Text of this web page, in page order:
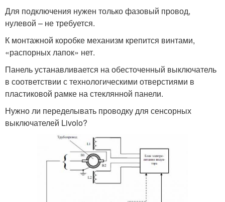
Для подключения нужен только фазовый провод,
нулевой – не требуется.
К монтажной коробке механизм крепится винтами,
«распорных лапок» нет.
Панель устанавливается на обесточенный выключатель
в соответствии с технологическими отверстиями в
пластиковой рамке на стеклянной панели.
Нужно ли переделывать проводку для сенсорных
выключателей Livolo?